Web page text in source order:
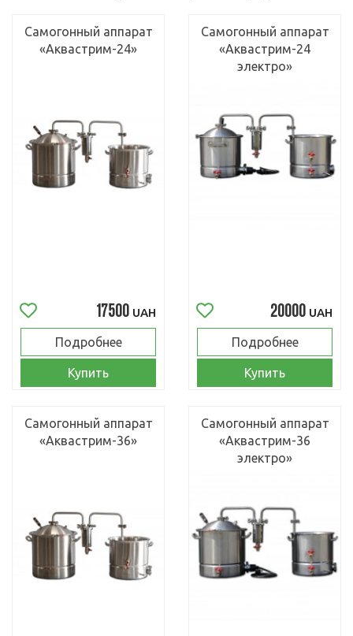
Самогонный аппарат
«Аквастрим-24»
17500 UAH
Подробнее
Купить
Самогонный аппарат
«Аквастрим-24
электро»
20000 UAH
Подробнее
Купить
Самогонный аппарат
«Аквастрим-36»
Самогонный аппарат
«Аквастрим-36
электро»